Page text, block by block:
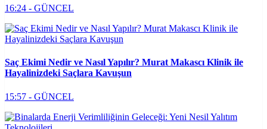
16:24 - GÜNCEL
Saç Ekimi Nedir ve Nasıl Yapılır? Murat Makascı Klinik ile
Hayalinizdeki Saçlara Kavuşun
15:57 - GÜNCEL